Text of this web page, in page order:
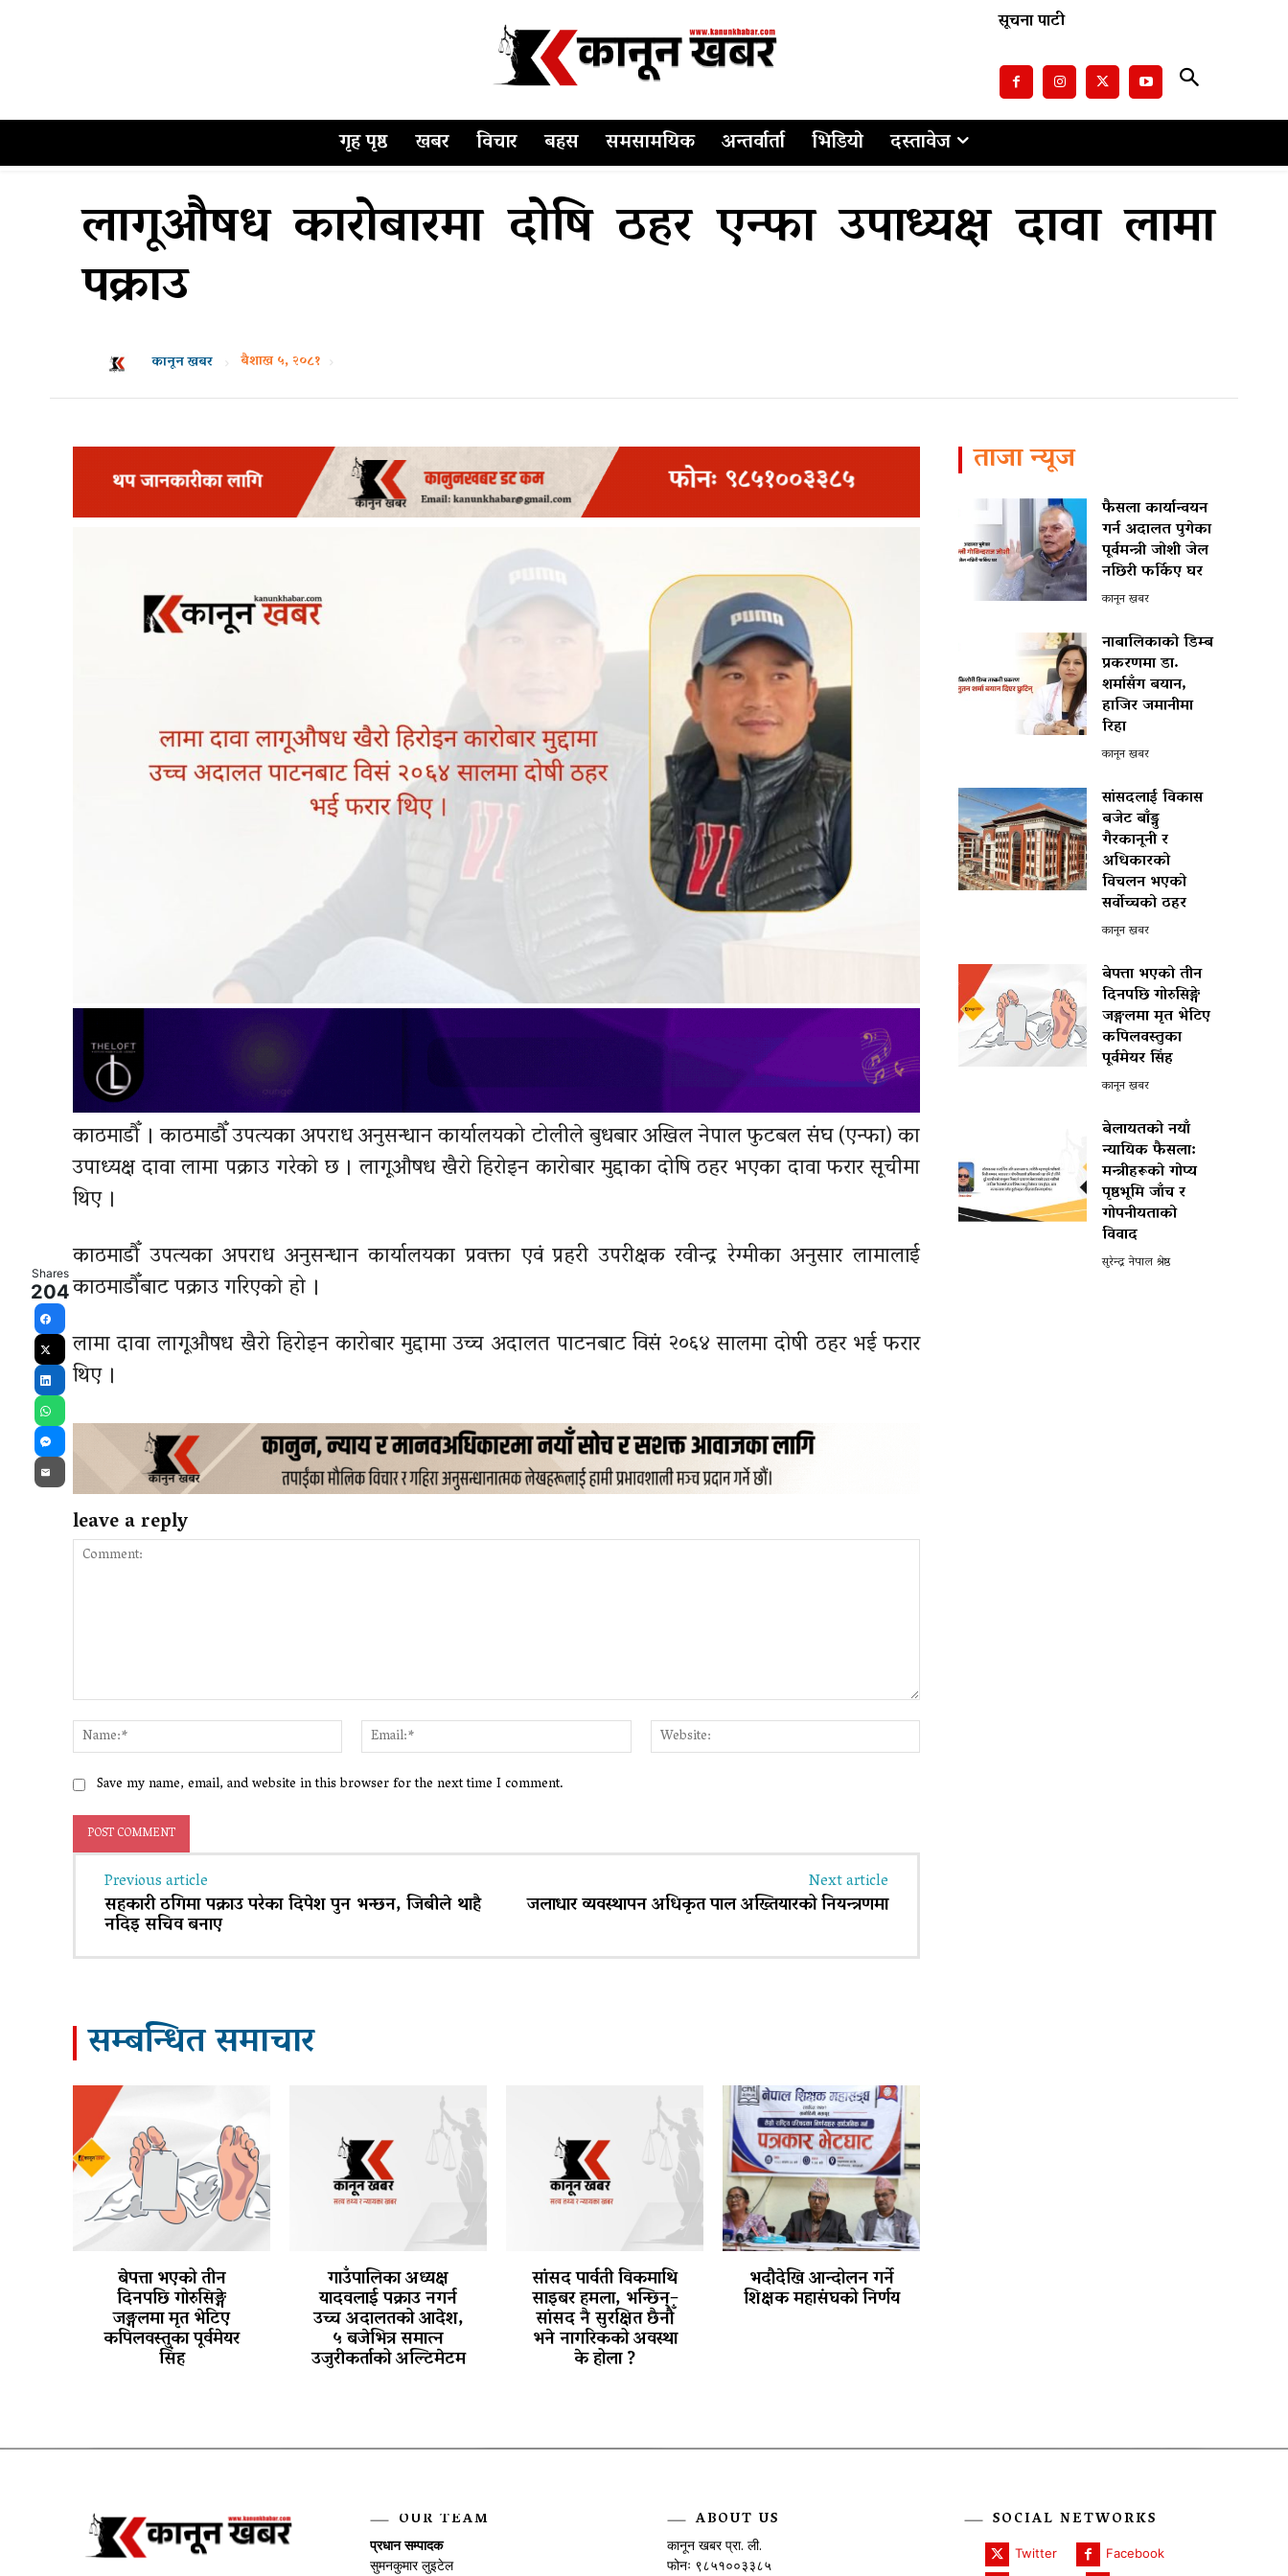
सूचना पाटी
गृह पृष्ठ खबर विचार बहस समसामयिक अन्तर्वार्ता भिडियो दस्तावेज
लागूऔषध कारोबारमा दोषि ठहर एन्फा उपाध्यक्ष दावा लामा
पक्राउ
कानून खबर बैशाख ५, २०८१
काठमाडौँ । काठमाडौँ उपत्यका अपराध अनुसन्धान कार्यालयको टोलीले बुधबार अखिल नेपाल फुटबल संघ (एन्फा) का
उपाध्यक्ष दावा लामा पक्राउ गरेको छ । लागूऔषध खैरो हिरोइन कारोबार मुद्दाका दोषि ठहर भएका दावा फरार सूचीमा
थिए ।
काठमाडौँ उपत्यका अपराध अनुसन्धान कार्यालयका प्रवक्ता एवं प्रहरी उपरीक्षक रवीन्द्र रेग्मीका अनुसार लामालाई
काठमाडौँबाट पक्राउ गरिएको हो ।
लामा दावा लागूऔषध खैरो हिरोइन कारोबार मुद्दामा उच्च अदालत पाटनबाट विसं २०६४ सालमा दोषी ठहर भई फरार
थिए ।
leave a reply
Name:*
Email:*
Save my name, email, and website in this browser for the next time I comment.
Previous article
सहकारी ठगिमा पक्राउ परेका दिपेश पुन भन्छन, जिबीले थाहै
नदिइ सचिव बनाए
Next article
जलाधार व्यवस्थापन अधिकृत पाल अख्तियारको नियन्त्रणमा
सम्बन्धित समाचार
बेपत्ता भएको तीन
दिनपछि गोरुसिङ्गे
जङ्गलमा मृत भेटिए
कपिलवस्तुका पूर्वमेयर
सिंह
गाउँपालिका अध्यक्ष
यादवलाई पक्राउ नगर्न
उच्च अदालतको आदेश,
५ बजेभित्र समात्न
उजुरीकर्ताको अल्टिमेटम
सांसद पार्वती विकमाथि
साइबर हमला, भन्छिन्–
सांसद नै सुरक्षित छैनौँ
भने नागरिकको अवस्था
के होला ?
भदौदेखि आन्दोलन गर्ने
शिक्षक महासंघको निर्णय
ताजा न्यूज
फैसला कार्यान्वयन
गर्न अदालत पुगेका
पूर्वमन्त्री जोशी जेल
नछिरी फर्किए घर
कानून खबर
नाबालिकाको डिम्ब
प्रकरणमा डा.
शर्मासँग बयान,
हाजिर जमानीमा
रिहा
कानून खबर
सांसदलाई विकास
बजेट बाँड्नु
गैरकानूनी र
अधिकारको
विचलन भएको
सर्वोच्चको ठहर
कानून खबर
बेपत्ता भएको तीन
दिनपछि गोरुसिङ्गे
जङ्गलमा मृत भेटिए
कपिलवस्तुका
पूर्वमेयर सिंह
कानून खबर
बेलायतको नयाँ
न्यायिक फैसला:
मन्त्रीहरूको गोप्य
पृष्ठभूमि जाँच र
गोपनीयताको
विवाद
सुरेन्द्र नेपाल श्रेष्ठ
OUR TEAM
प्रधान सम्पादक
सुमनकुमार लुइटेल
ABOUT US
कानून खबर प्रा. ली.
फोनः ९८५१००३३८५
SOCIAL NETWORKS
Twitter
Facebook
Shares
204
Facebook
X
LinkedIn
WhatsApp
Messenger
Email